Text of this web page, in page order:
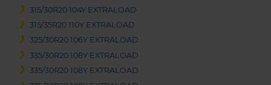
315/30R20 104Y EXTRALOAD
315/35R20 110Y EXTRALOAD
325/30R20 106Y EXTRALOAD
335/30R20 108Y EXTRALOAD
335/30R20 108Y EXTRALOAD